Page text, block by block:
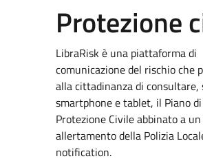
Protezione
LibraRisk è una piattaforma di
comunicazione del rischio che
alla cittadinanza di consultare,
smartphone e tablet, il Piano di
Protezione Civile abbinato a
allertamento della Polizia
notification.